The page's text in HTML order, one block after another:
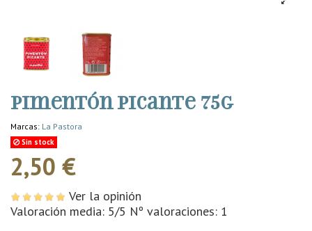
Pimentón picante 75g
Marcas: La Pastora
Sin stock
2,50 €
Ver la opinión
Valoración media: 5/5 Nº valoraciones: 1